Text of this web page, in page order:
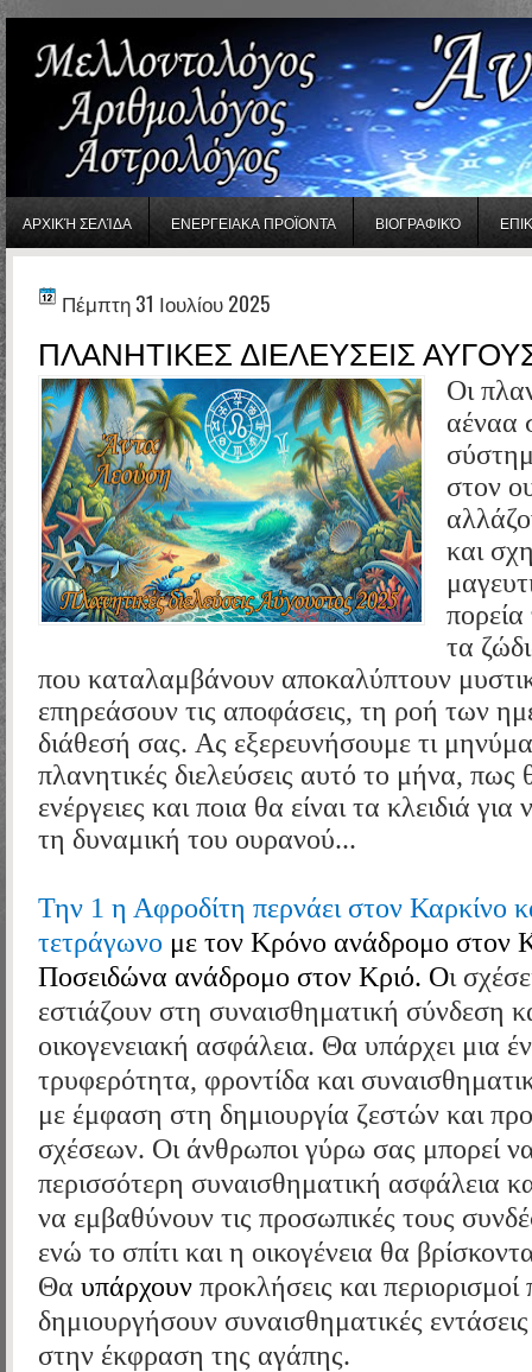
ΑΡΧΙΚΉ ΣΕΛΊΔΑ ΕΝΕΡΓΕΙΑΚΑ ΠΡΟΪΟΝΤΑ ΒΙΟΓΡΑΦΙΚΌ
Πέμπτη 31 Ιουλίου 2025
ΠΛΑΝΗΤΙΚΕΣ ΔΙΕΛΕΥΣΕΙΣ
Οι
αέναα
στον
και
τα
που καταλαμβάνουν αποκαλύπτουν
επηρεάσουν τις αποφάσεις, τη ροή των
διάθεσή σας. Ας εξερευνήσουμε τι
πλανητικές διελεύσεις αυτό το μήνα, πως
ενέργειες και ποια θα είναι τα κλειδιά για
τη δυναμική του ουρανού...
Την 1 η Αφροδίτη περνάει στον Καρκίνο
τετράγωνο με τον Κρόνο ανάδρομο στον
Ποσειδώνα ανάδρομο στον Κριό. Οι
εστιάζουν στη συναισθηματική σύνδεση
οικογενειακή ασφάλεια. Θα υπάρχει μια
τρυφερότητα, φροντίδα και
με έμφαση στη δημιουργία ζεστών και
σχέσεων. Οι άνθρωποι γύρω σας μπορεί
περισσότερη συναισθηματική ασφάλεια
να εμβαθύνουν τις προσωπικές τους
ενώ το σπίτι και η οικογένεια θα
Θα υπάρχουν προκλήσεις και
δημιουργήσουν συναισθηματικές
στην έκφραση της αγάπης.